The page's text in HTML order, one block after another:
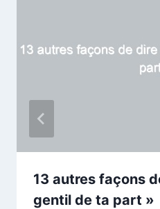
13 autres façons
gentil de ta part »